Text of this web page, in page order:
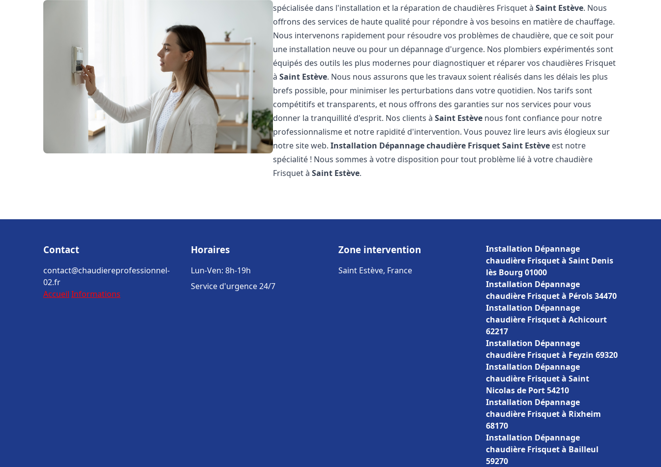
spécialisée dans l'installation et la réparation de chaudières Frisquet àSaint Estève. Nous
offrons des services de haute qualité pour répondre à vos besoins en matière de chauffage.
Nous intervenons rapidement pour résoudre vos problèmes de chaudière, que ce soit pour
une installation neuve ou pour un dépannage d'urgence. Nos plombiers expérimentés sont
équipés des outils les plus modernes pour diagnostiquer et réparer vos chaudières Frisquet
àSaint Estève. Nous nous assurons que les travaux soient réalisés dans les délais les plus
brefs possible, pour minimiser les perturbations dans votre quotidien. Nos tarifs sont
compétitifs et transparents, et nous offrons des garanties sur nos services pour vous
donner la tranquillité d'esprit. Nos clients àSaint Estève nous font confiance pour notre
professionnalisme et notre rapidité d'intervention. Vous pouvez lire leurs avis élogieux sur
notre site web.Installation Dépannage chaudière FrisquetSaint Estève est notre
spécialité ! Nous sommes à votre disposition pour tout problème lié à votre chaudière
Frisquet àSaint Estève.
Contact
contact@chaudiereprofessionnel-
02.fr
Accueil Informations
Horaires
Lun-Ven: 8h-19h
Service d'urgence 24/7
Zone intervention
Saint Estève, France
Installation Dépannage
chaudière Frisquet à Saint Denis
lès Bourg 01000
Installation Dépannage
chaudière Frisquet à Pérols 34470
Installation Dépannage
chaudière Frisquet à Achicourt
62217
Installation Dépannage
chaudière Frisquet à Feyzin 69320
Installation Dépannage
chaudière Frisquet à Saint
Nicolas de Port 54210
Installation Dépannage
chaudière Frisquet à Rixheim
68170
Installation Dépannage
chaudière Frisquet à Bailleul
59270